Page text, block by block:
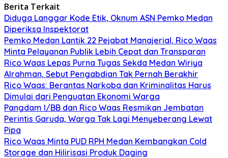
Berita Terkait
Diduga Langgar Kode Etik, Oknum ASN Pemko Medan
Diperiksa Inspektorat
Pemko Medan Lantik 22 Pejabat Manajerial, Rico Waas
Minta Pelayanan Publik Lebih Cepat dan Transparan
Rico Waas Lepas Purna Tugas Sekda Medan Wiriya
Alrahman, Sebut Pengabdian Tak Pernah Berakhir
Rico Waas: Berantas Narkoba dan Kriminalitas Harus
Dimulai dari Penguatan Ekonomi Warga
Pangdam I/BB dan Rico Waas Resmikan Jembatan
Perintis Garuda, Warga Tak Lagi Menyeberang Lewat
Pipa
Rico Waas Minta PUD RPH Medan Kembangkan Cold
Storage dan Hilirisasi Produk Daging